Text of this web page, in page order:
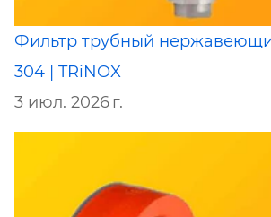
Фильтр трубный
304 | TRiNOX
3 июл. 2026 г.